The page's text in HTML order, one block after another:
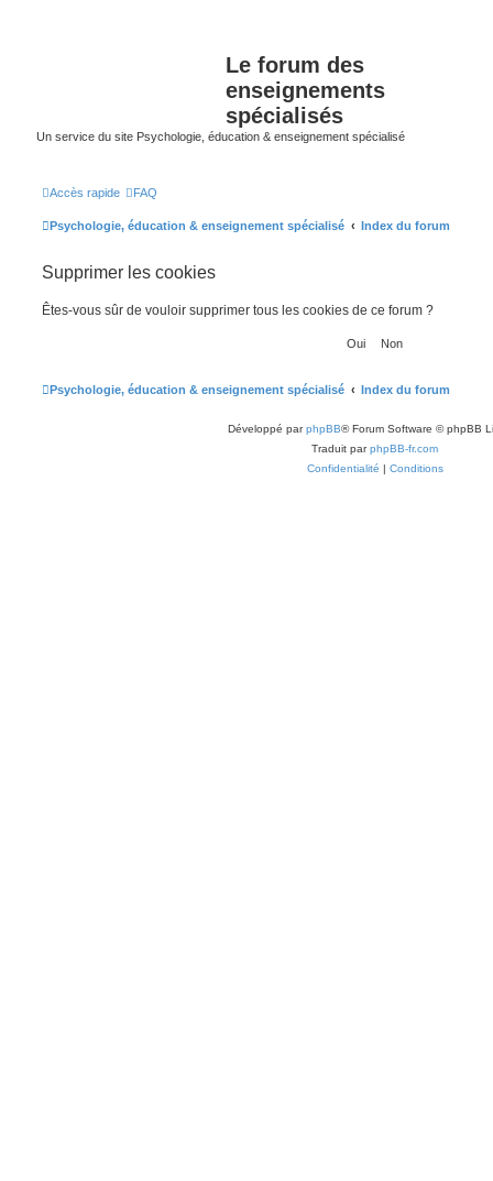
Le forum des
enseignements
spécialisés
Un service du site Psychologie, éducation & enseignement spécialisé
Accès rapide FAQ
Psychologie, éducation & enseignement spécialisé Index du forum
Supprimer les cookies
Êtes-vous sûr de vouloir supprimer tous les cookies de ce forum ?
Psychologie, éducation & enseignement spécialisé Index du forum
Développé parphpBB® Forum Software © phpBB
Traduit parphpBB-fr.com
Confidentialité | Conditions